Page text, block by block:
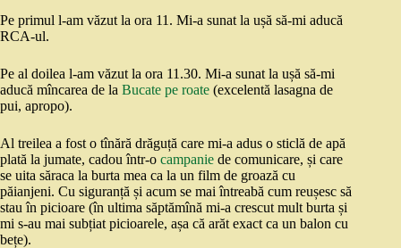
Pe primul l-am văzut la ora 11. Mi-a sunat la ușă să-mi aducă
RCA-ul.
Pe al doilea l-am văzut la ora 11.30. Mi-a sunat la ușă să-mi
aducă mîncarea de la Bucate pe roate (excelentă lasagna de
pui, apropo).
Al treilea a fost o tînără drăguță care mi-a adus o sticlă de apă
plată la jumate, cadou într-o campanie de comunicare, și care
se uita săraca la burta mea ca la un film de groază cu
păianjeni. Cu siguranță și acum se mai întreabă cum reușesc să
stau în picioare (în ultima săptămînă mi-a crescut mult burta și
mi s-au mai subțiat picioarele, așa că arăt exact ca un balon cu
bețe).